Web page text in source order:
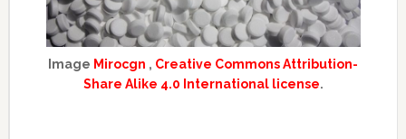
Image Mirocgn , Creative Commons Attribution-
Share Alike 4.0 International license.